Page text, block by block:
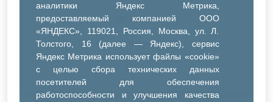
аналитики Яндекс Метрика,
предоставляемый компанией ООО
«ЯНДЕКС», 119021, Россия, Москва, ул. Л.
Толстого, 16 (далее — Яндекс), сервис
Яндекс Метрика использует файлы «cookie»
с целью сбора технических данных
посетителей для обеспечения
работоспособности и улучшения качества
ДК Речник
ДК Водник
Иное